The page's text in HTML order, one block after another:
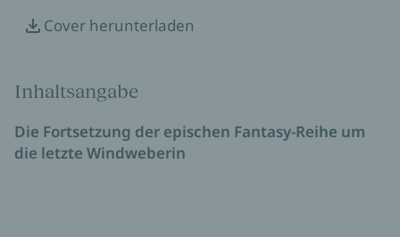
Cover herunterladen
Inhaltsangabe
Die Fortsetzung der epischen Fantasy-Reihe um
die letzte Windweberin